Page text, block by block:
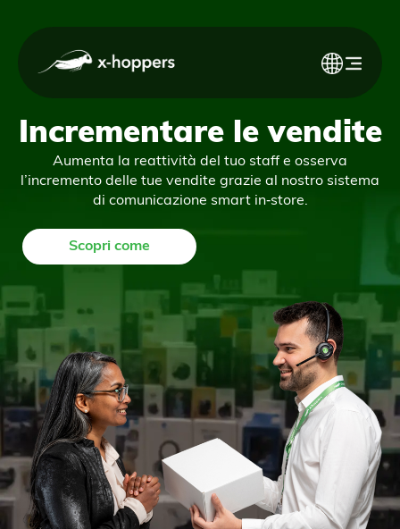
Incrementare le vendite
Aumenta la reattività del tuo staff e osserva
l’incremento delle tue vendite grazie al nostro sistema
di comunicazione smart in‑store.
Scopri come